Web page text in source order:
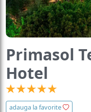
Primasol
Hotel
adauga la favorite